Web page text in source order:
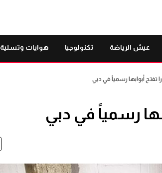
عيش الرياضة تكنولوجيا هوايات وتسلية
تفتح أبوابها رسمياً في دبي
رسمياً في دبي